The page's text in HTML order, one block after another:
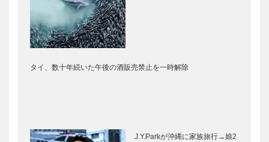
タイ、数十年続いた午後の酒販売禁止を一時解除
J.Y.Parkが沖縄に家族旅行→娘2